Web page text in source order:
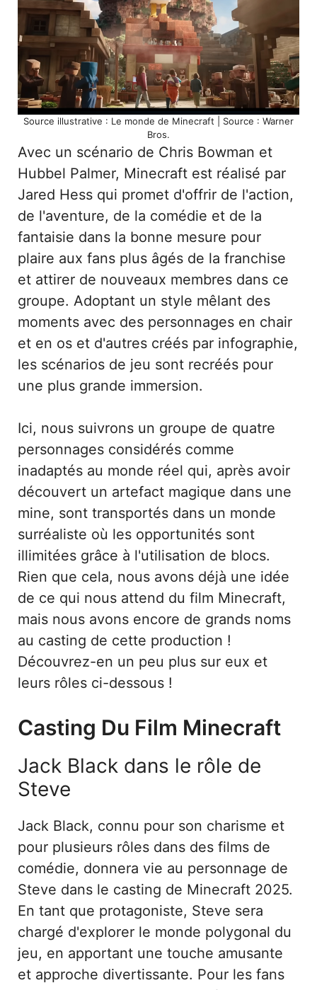
Source illustrative : Le monde de Minecraft | Source : Warner
Bros.
Avec un scénario de Chris Bowman et
Hubbel Palmer, Minecraft est réalisé par
Jared Hess qui promet d'offrir de l'action,
de l'aventure, de la comédie et de la
fantaisie dans la bonne mesure pour
plaire aux fans plus âgés de la franchise
et attirer de nouveaux membres dans ce
groupe. Adoptant un style mêlant des
moments avec des personnages en chair
et en os et d'autres créés par infographie,
les scénarios de jeu sont recréés pour
une plus grande immersion.
Ici, nous suivrons un groupe de quatre
personnages considérés comme
inadaptés au monde réel qui, après avoir
découvert un artefact magique dans une
mine, sont transportés dans un monde
surréaliste où les opportunités sont
illimitées grâce à l'utilisation de blocs.
Rien que cela, nous avons déjà une idée
de ce qui nous attend du film Minecraft,
mais nous avons encore de grands noms
au casting de cette production !
Découvrez-en un peu plus sur eux et
leurs rôles ci-dessous !
Casting Du Film Minecraft
Jack Black dans le rôle de
Steve
Jack Black, connu pour son charisme et
pour plusieurs rôles dans des films de
comédie, donnera vie au personnage de
Steve dans le casting de Minecraft 2025.
En tant que protagoniste, Steve sera
chargé d'explorer le monde polygonal du
jeu, en apportant une touche amusante
et approche divertissante. Pour les fans